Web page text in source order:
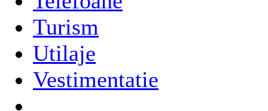
Turism
Utilaje
Vestimentatie